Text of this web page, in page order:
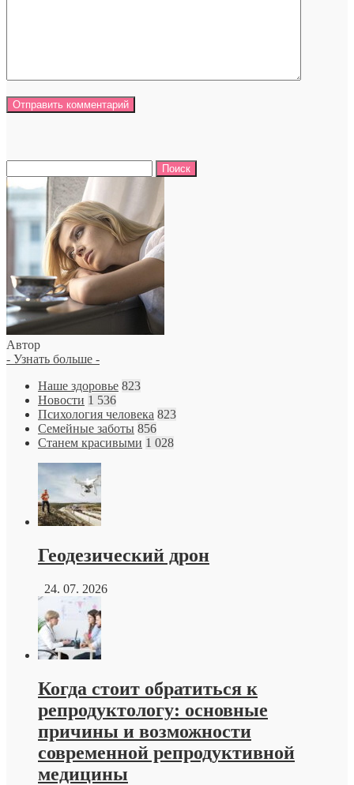
Автор
- Узнать больше -
Наше здоровье 823
Новости 1 536
Психология человека 823
Семейные заботы 856
Станем красивыми 1 028
Геодезический дрон
24. 07. 2026
Когда стоит обратиться к
репродуктологу: основные
причины и возможности
современной репродуктивной
медицины